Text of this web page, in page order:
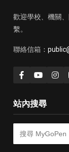
歡迎學校、機關
繫。
聯絡信箱：
站內搜尋